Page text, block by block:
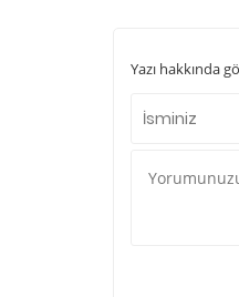
Yazı hakkında